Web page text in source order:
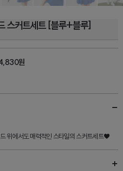
스커트세트 [블루+블루]
원
위에서도 매력적인 스타일의 스커트세트♥